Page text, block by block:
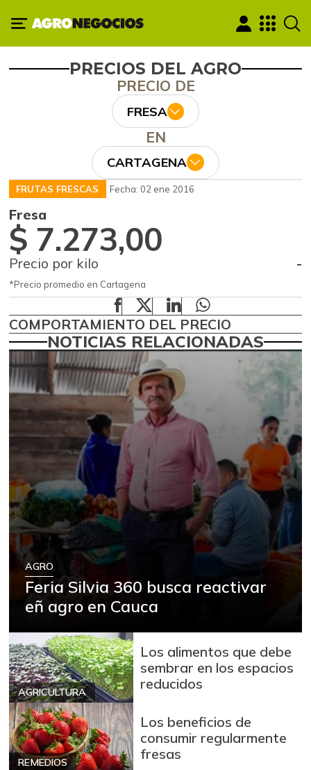
PRECIOS DEL AGRO
PRECIO DE
FRESA
EN
CARTAGENA
FRUTAS FRESCAS Fecha: 02 ene 2016
Fresa
$ 7.273,00
Precio por kilo -
*Precio promedio en Cartagena
COMPORTAMIENTO DEL PRECIO
NOTICIAS RELACIONADAS
AGRO
Feria Silvia 360 busca reactivar
eñ agro en Cauca
AGRICULTURA
Los alimentos que debe
sembrar en los espacios
reducidos
REMEDIOS
Los beneficios de
consumir regularmente
fresas